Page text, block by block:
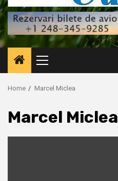
Primary
Menu
Home Marcel Miclea
Marcel Miclea